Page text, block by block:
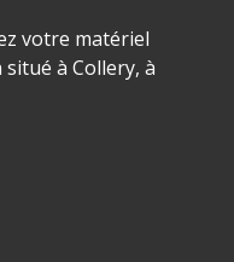
votre matériel
à Collery, à